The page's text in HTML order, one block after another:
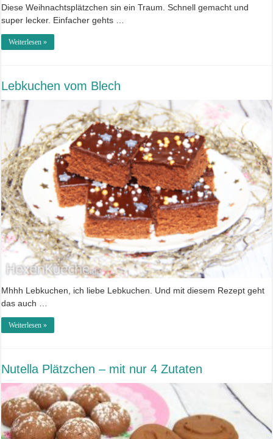
Diese Weihnachtsplätzchen sin ein Traum. Schnell gemacht und
super lecker. Einfacher gehts …
Weiterlesen »
Lebkuchen vom Blech
Mhhh Lebkuchen, ich liebe Lebkuchen. Und mit diesem Rezept geht
das auch …
Weiterlesen »
Nutella Plätzchen – mit nur 4 Zutaten